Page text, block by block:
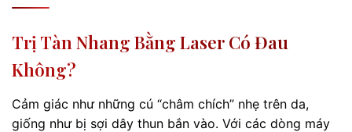
Trị Tàn Nhang Bằng Laser Có Đau
Không?
Cảm giác như những cú “châm chích” nhẹ trên da,
giống như bị sợi dây thun bắn vào. Với các dòng máy